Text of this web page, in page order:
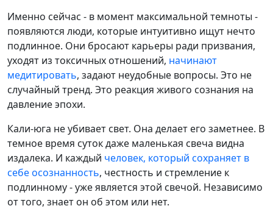
Именно сейчас - в момент максимальной темноты -
появляются люди, которые интуитивно ищут нечто
подлинное. Они бросают карьеры ради призвания,
уходят из токсичных отношений, начинают
медитировать, задают неудобные вопросы. Это не
случайный тренд. Это реакция живого сознания на
давление эпохи.
Кали-юга не убивает свет. Она делает его заметнее. В
темное время суток даже маленькая свеча видна
издалека. И каждый человек, который сохраняет в
себе осознанность, честность и стремление к
подлинному - уже является этой свечой. Независимо
от того, знает он об этом или нет.